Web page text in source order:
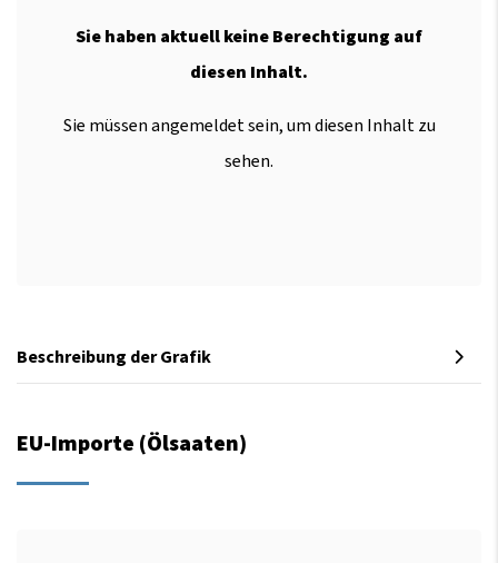
Sie haben aktuell keine Berechtigung auf
diesen Inhalt.
Sie müssen angemeldet sein, um diesen Inhalt zu
sehen.
Beschreibung der Grafik
EU-Importe (Ölsaaten)